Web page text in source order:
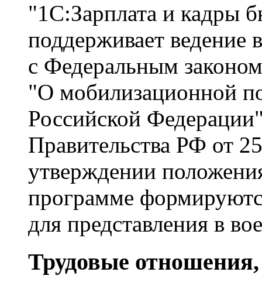
"1С:Зарплата и кадры
поддерживает ведение
с Федеральным
"О мобилизационной
Российской
Правительства РФ от
утверждении
программе
для представления в
Трудовые отношения,